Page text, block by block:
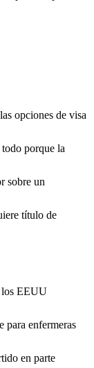
opciones de visa
porque la
sobre un
título de
los EEUU
para enfermeras
en parte